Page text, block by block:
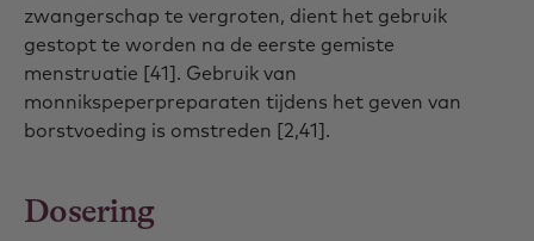
zwangerschap te vergroten, dient het gebruik
gestopt te worden na de eerste gemiste
menstruatie [41]. Gebruik van
monnikspeperpreparaten tijdens het geven van
borstvoeding is omstreden [2,41].
Dosering